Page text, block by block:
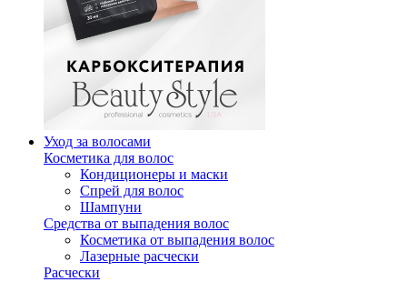
Уход за волосами
Косметика для волос
Кондиционеры и маски
Спрей для волос
Шампуни
Средства от выпадения волос
Косметика от выпадения волос
Лазерные расчески
Расчески